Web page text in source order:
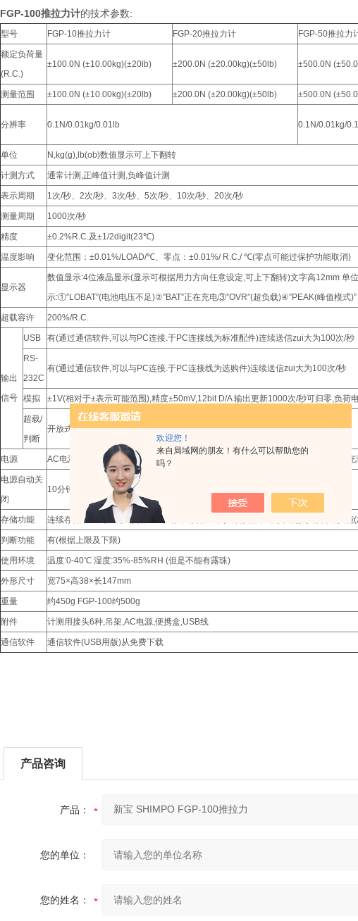
欢迎您！
来自局域网的朋友！有什么可以帮助您的
吗？
FGP-100推拉力计的技术参数:
型号 FGP-10推拉力计 FGP-20推拉力计 FGP-50推拉力
额定负荷量
(R.C.)
±100.0N (±10.00kg)(±20lb) ±200.0N (±20.00kg)(±50lb) ±500.0N
测量范围 ±100.0N (±10.00kg)(±20lb) ±200.0N (±20.00kg)(±50lb) ±500.0N
分辨率 0.1N/0.01kg/0.01lb 0.1N/0.01kg/
单位 N,kg(g),lb(ob)数值显示可上下翻转
计测方式 通常计测,正峰值计测,负峰值计测
表示周期 1次/秒、2次/秒、3次/秒、5次/秒、10次/秒、20次/秒
测量周期 1000次/秒
精度 ±0.2%R.C.及±1/2digit(23℃)
温度影响 变化范围：±0.01%/LOAD/℃、零点：±0.01%/ R.C./ ℃(零点可能过保护功能取消)
显示器
数值显示:4位液晶显示(显示可根据用力方向任意设定,可上下翻转)文字高12mm 单
示:①”LOBAT”(电池电压不足)②”BAT”正在充电③”OVR”(超负载)④”PEAK(峰值模式)”
超载容许 200%/R.C.
输出
信号
USB 有(通过通信软件,可以与PC连接.于PC连接线为标准配件)连续送信zui大为100次/秒
RS-
232C
有(通过通信软件,可以与PC连接.于PC连接线为选购件)连续送信zui大为100次/秒
模拟 ±1V(相对于±表示可能范围),精度±50mV,12bit D/A 输出更新1000次/秒可归零,负荷
超载/
判断
开放式集电极输出(zui大DC30V/5mA)可任意切换到超载输出或者判断输出
电源 AC电源(DC9V200mA)和内置镍氢环保电池(充电式) 充电时可测量 电池使用时间:
电源自动关
闭
10分钟(AC电源连接时能连接使用)
存储功能 连续存储1000个/单独存储100个/标准存储50个(3种存储方式可以转换) 有统计技能
判断功能 有(根据上限及下限)
使用环境 温度:0-40℃ 湿度:35%-85%RH (但是不能有露珠)
外形尺寸 宽75×高38×长147mm
重量 约450g FGP-100约500g
附件 计测用接头6种,吊架,AC电源,便携盒,USB线
通信软件 通信软件(USB用版)从免费下载
产品咨询
产品：
您的单位：
您的姓名：